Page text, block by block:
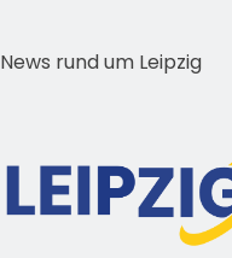
News rund um Leipzig